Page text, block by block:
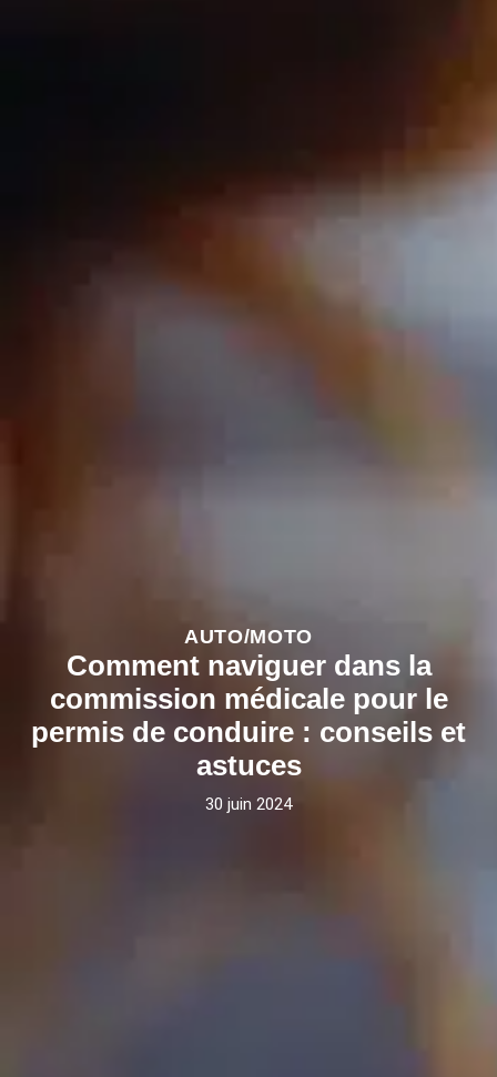
AUTO/MOTO
Comment naviguer dans la
commission médicale pour le
permis de conduire : conseils et
astuces
30 juin 2024